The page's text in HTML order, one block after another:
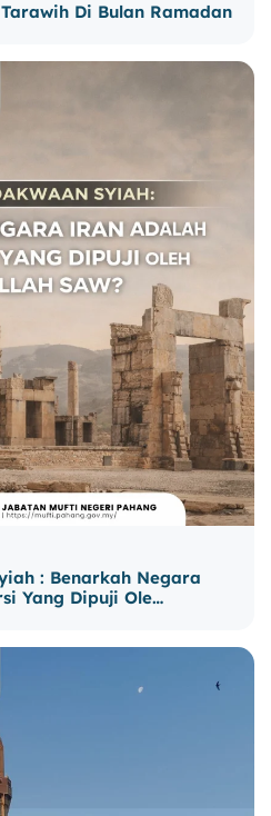
Di Bulan Ramadan
: Benarkah Negara
Yang Dipuji Ole…